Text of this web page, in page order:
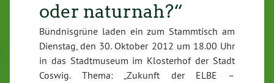
oder naturnah?“
Bündnisgrüne laden ein zum Stammtisch am
Dienstag, den 30. Oktober 2012 um 18.00 Uhr
in das Stadtmuseum im Klosterhof der Stadt
Coswig. Thema: „Zukunft der ELBE –